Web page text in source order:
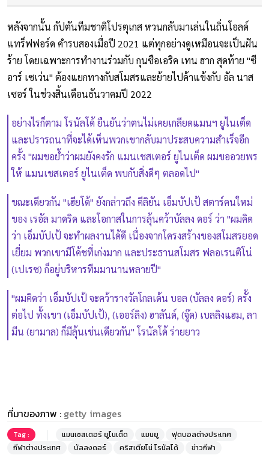
หลังจากนั้น กัปตันทีมชาติโปรตุเกส หวนกลับมาเล่นในถิ่นโอลด์
แทร็ฟฟอร์ด คำรบสองเมื่อปี 2021 แต่ทุกอย่างดูเหมือนจะเป็นฝัน
ร้าย โดยเฉพาะการทำงานร่วมกับ กุนซือเอริค เทน ฮาก สุดท้าย "ซี
อาร์ เซเว่น" ต้องแยกทางกับสโมสรและย้ายไปค้าแข้งกับ อัล นาส
เซอร์ ในช่วงสิ้นเดือนธันวาคมปี 2022
อย่างไรก็ตาม โรนัลโด้ ยืนยันว่าตนไม่เคยเกลียดแมนฯ ยูไนเต็ด
และปรารถนาที่จะได้เห็นพวกเขากลับมาประสบความสำเร็จอีก
ครั้ง "ผมขอย้ำว่าผมยังคงรัก แมนเชสเตอร์ ยูไนเต็ด ผมขออวยพร
ให้ แมนเชสเตอร์ ยูไนเต็ด พบกับสิ่งดีๆ ตลอดไป"
ขณะเดียวกัน "เฮียโด้" ยังกล่าวถึง คีลิยัน เอ็มบัปเป้ สตาร์คนใหม่
ของ เรอัล มาดริด และโอกาสในการลุ้นคว้าบัลลง ดอร์ ว่า "ผมคิด
ว่า เอ็มบัปเป้ จะทำผลงานได้ดี เนื่องจากโครงสร้างของสโมสรยอด
เยี่ยม พวกเขามีโค้ชที่เก่งมาก และประธานสโมสร ฟลอเรนติโน่
(เปเรซ) ก็อยู่บริหารทีมมานานหลายปี"
"ผมคิดว่า เอ็มบัปเป้ จะคว้ารางวัลโกลเด้น บอล (บัลลง ดอร์) ครั้ง
ต่อไป ทั้งเขา (เอ็มบัปเป้), (เออร์ลิง) ฮาลันด์, (จู๊ด) เบลลิงแฮม, ลา
มีน (ยามาล) ก็มีลุ้นเช่นเดียวกัน" โรนัลโด้ ร่ายยาว
ที่มาของภาพ : getty images
Tag : แมนเชสเตอร์ ยูไนเต็ด แมนยู
ฟุตบอลต่างประเทศ
กีฬาต่างประเทศ
บัลลงดอร์ คริสเตียโน่ โรนัลโด้ ข่าวกีฬา